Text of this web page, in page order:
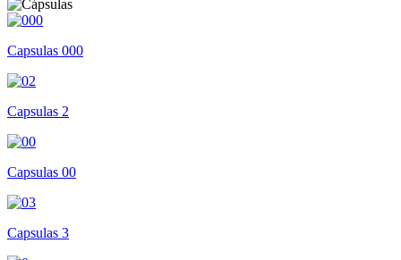
Capsulas 000
Capsulas 2
Capsulas 00
Capsulas 3